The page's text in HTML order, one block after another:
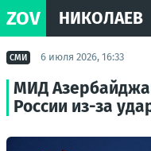
ZOV НИКОЛАЕВ
СМИ 6 июля 2026, 16:33
МИД
России из-за